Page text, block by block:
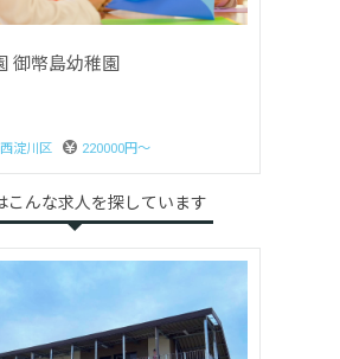
定こども園 御幣島幼稚園
こんな求人を探しています